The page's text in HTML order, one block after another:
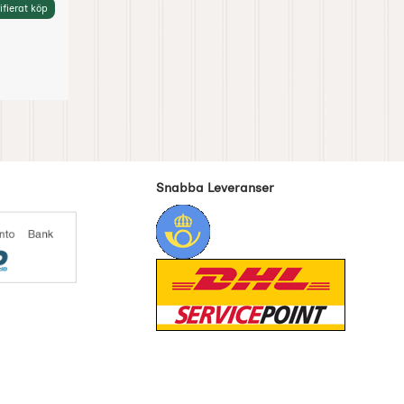
köp
Snabba Leveranser